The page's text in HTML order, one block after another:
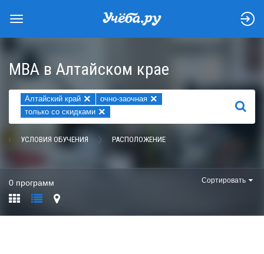
MBA в Алтайском крае
Алтайский край × очно-заочная ×
только со скидками × НАЙТИ
УСЛОВИЯ ОБУЧЕНИЯ РАСПОЛОЖЕНИЕ
0 программ Сортировать